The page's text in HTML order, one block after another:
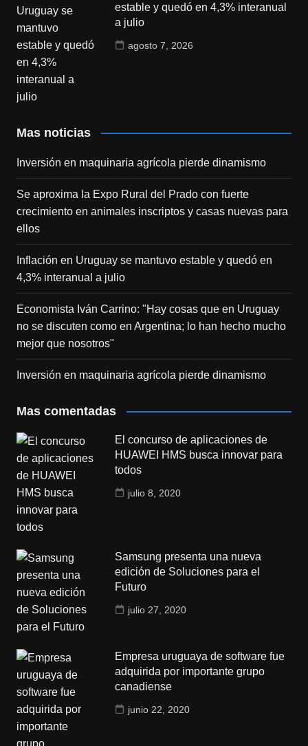
estable y quedó en 4,3% interanual
a julio
agosto 7, 2026
Mas noticias
Inversión en maquinaria agrícola pierde dinamismo
Se aproxima la Expo Rural del Prado con fuerte
crecimiento en animales inscriptos y casas nuevas para
ellos
Inflación en Uruguay se mantuvo estable y quedó en
4,3% interanual a julio
Economista Iván Carrino: "Hay cosas que en Uruguay
no se discuten como en Argentina; lo han hecho mucho
mejor que nosotros"
Inversión en maquinaria agrícola pierde dinamismo
Mas comentadas
El concurso de aplicaciones de
HUAWEI HMS busca innovar para
todos
julio 8, 2020
Samsung presenta una nueva
edición de Soluciones para el
Futuro
julio 27, 2020
Empresa uruguaya de software fue
adquirida por importante grupo
canadiense
junio 22, 2020